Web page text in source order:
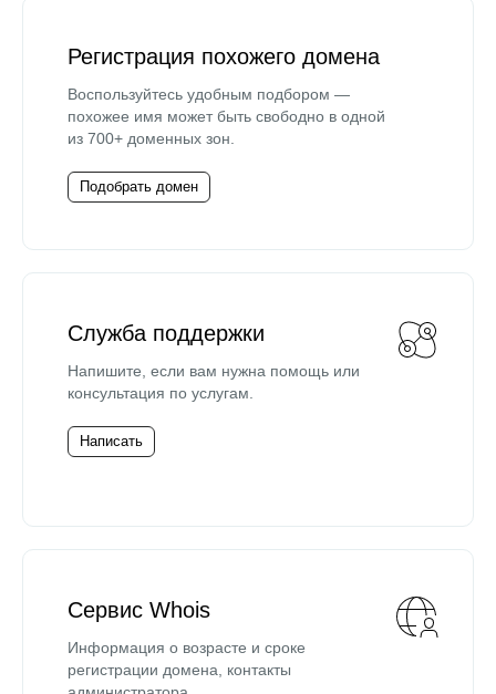
Регистрация похожего домена
Воспользуйтесь удобным подбором —
похожее имя может быть свободно в одной
из 700+ доменных зон.
Подобрать домен
Служба поддержки
Напишите, если вам нужна помощь или
консультация по услугам.
Написать
Сервис Whois
Информация о возрасте и сроке
регистрации домена, контакты